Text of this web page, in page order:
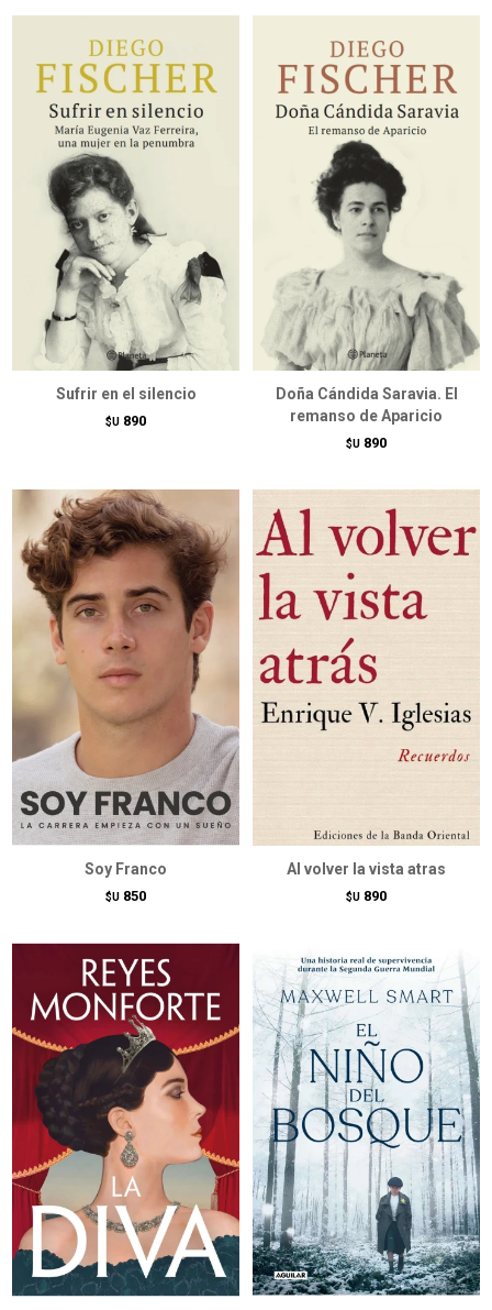
Sufrir en el silencio
$U 890
Doña Cándida Saravia. El
remanso de Aparicio
$U 890
Soy Franco
$U 850
Al volver la vista atras
$U 890